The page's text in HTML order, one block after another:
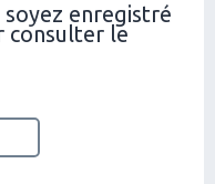
enregistré
consulter le